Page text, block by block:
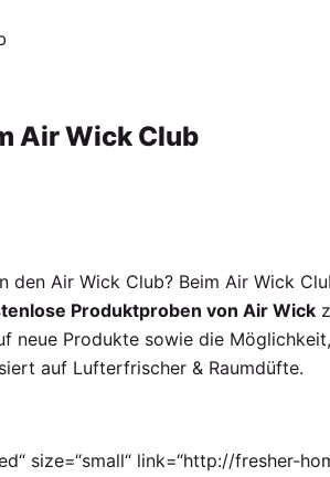
Air Wick Club
den Air Wick Club? Beim Air Wick
Produktproben von Air Wick
neue Produkte sowie die
auf Lufterfrischer & Raumdüfte.
size=“small“ link=“http://fresher-